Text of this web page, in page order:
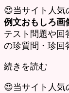
😍当サイト人気
例文おもしろ画
テスト問題や回
の珍質問・珍回
続きを読む
😍当サイト人気